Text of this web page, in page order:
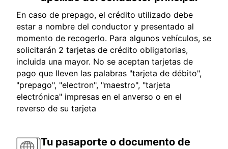
En caso de prepago, el crédito utilizado debe
estar a nombre del conductor y presentado al
momento de recogerlo. Para algunos vehículos, se
solicitarán 2 tarjetas de crédito obligatorias,
incluida una mayor. No se aceptan tarjetas de
pago que lleven las palabras "tarjeta de débito",
"prepago", "electron", "maestro", "tarjeta
electrónica" impresas en el anverso o en el
reverso de su tarjeta
Tu pasaporte o documento de